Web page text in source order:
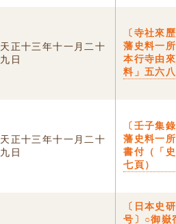
天正十三年十一月二十
九日
〔寺社來
藩史料一
本行寺由
料」五六
天正十三年十一月二十
九日
〔壬子集
藩史料一
書付（「
七頁）
〔日本史
号〕○御嶽